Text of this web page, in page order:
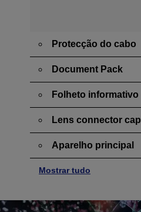
Protecção do cabo
Document Pack
Folheto informativo
Lens connector cap
Aparelho principal
Mostrar tudo